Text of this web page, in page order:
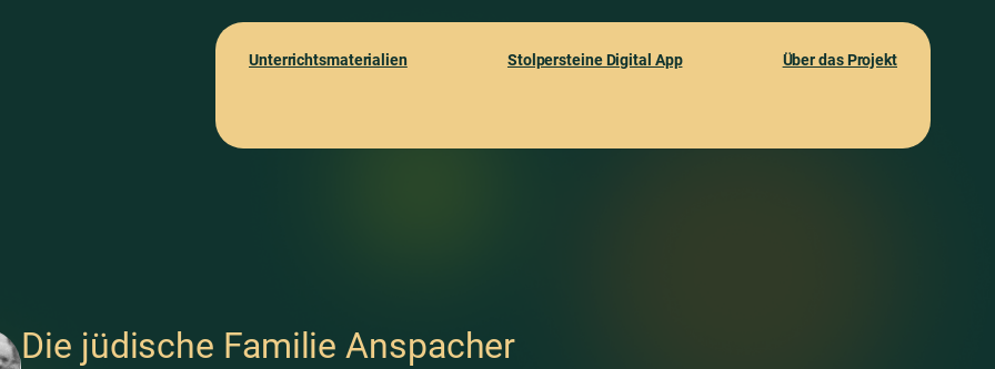
Unterrichtsmaterialien Stolpersteine Digital App Über das Projekt
Die jüdische Familie Anspacher